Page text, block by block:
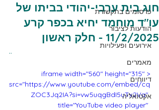
פרסומים בתקשורת
הודעות לציבור
אירועים ופעילויות
מאמרים
דיווחים
אקטואליה
חוג בית ערבי-יהודי בביתו של
עו"ד מוחמד יחיא בכפר קרע
11/2/2025 - חלק ראשון
..
<iframe width="560" height="315"
src="https://www.youtube.com/embed/cq
ZOC3Jq2IA?si=vw5uqgBdI5uTx2Va"
title="YouTube video player"